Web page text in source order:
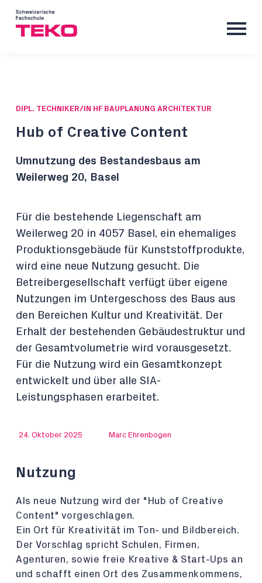
DIPL. TECHNIKER/IN HF BAUPLANUNG ARCHITEKTUR
Hub of Creative Content
Umnutzung des Bestandesbaus am
Weilerweg 20, Basel
Für die bestehende Liegenschaft am
Weilerweg 20 in 4057 Basel, ein ehemaliges
Produktionsgebäude für Kunststoffprodukte,
wird eine neue Nutzung gesucht. Die
Betreibergesellschaft verfügt über eigene
Nutzungen im Untergeschoss des Baus aus
den Bereichen Kultur und Kreativität. Der
Erhalt der bestehenden Gebäudestruktur und
der Gesamtvolumetrie wird vorausgesetzt.
Für die Nutzung wird ein Gesamtkonzept
entwickelt und über alle SIA-
Leistungsphasen erarbeitet.
24. Oktober 2025 Marc Ehrenbogen
Nutzung
Als neue Nutzung wird der "Hub of Creative
Content" vorgeschlagen.
Ein Ort für Kreativität im Ton- und Bildbereich.
Der Vorschlag spricht Schulen, Firmen,
Agenturen, sowie freie Kreative & Start-Ups an
und schafft einen Ort des Zusammenkommens,